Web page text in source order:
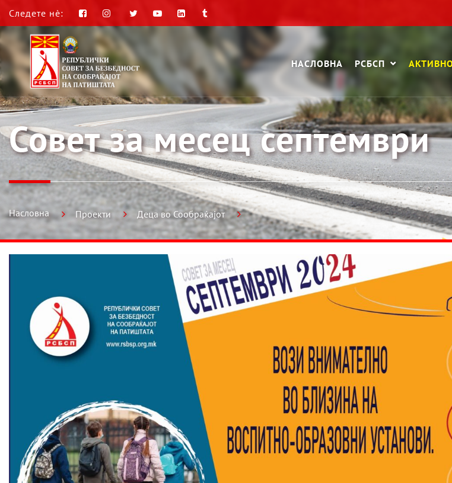
Следете нè:
НАСЛОВНА РСБСП
Совет за месец септември
Насловна Проекти Деца во Сообраќајот